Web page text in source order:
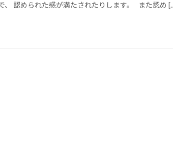
、 認められた感が満たされたりします。 また認め